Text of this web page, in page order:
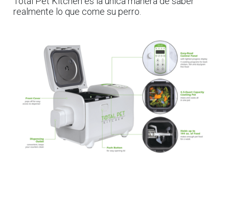
realmente lo que come su perro.